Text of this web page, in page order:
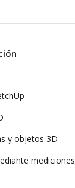
y objetos 3D
mediciones